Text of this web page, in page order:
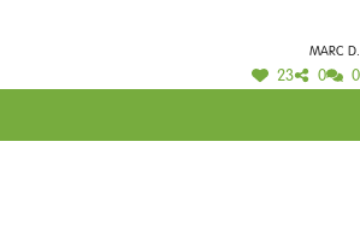
Marc D.
23 0 0